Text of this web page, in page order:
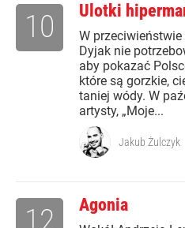
Ulotki
W
Dyjak nie
aby pokazać
które są gorzkie,
taniej wódy. W
artysty, „Moje...
10
Jakub Żulczyk
Agonia
12